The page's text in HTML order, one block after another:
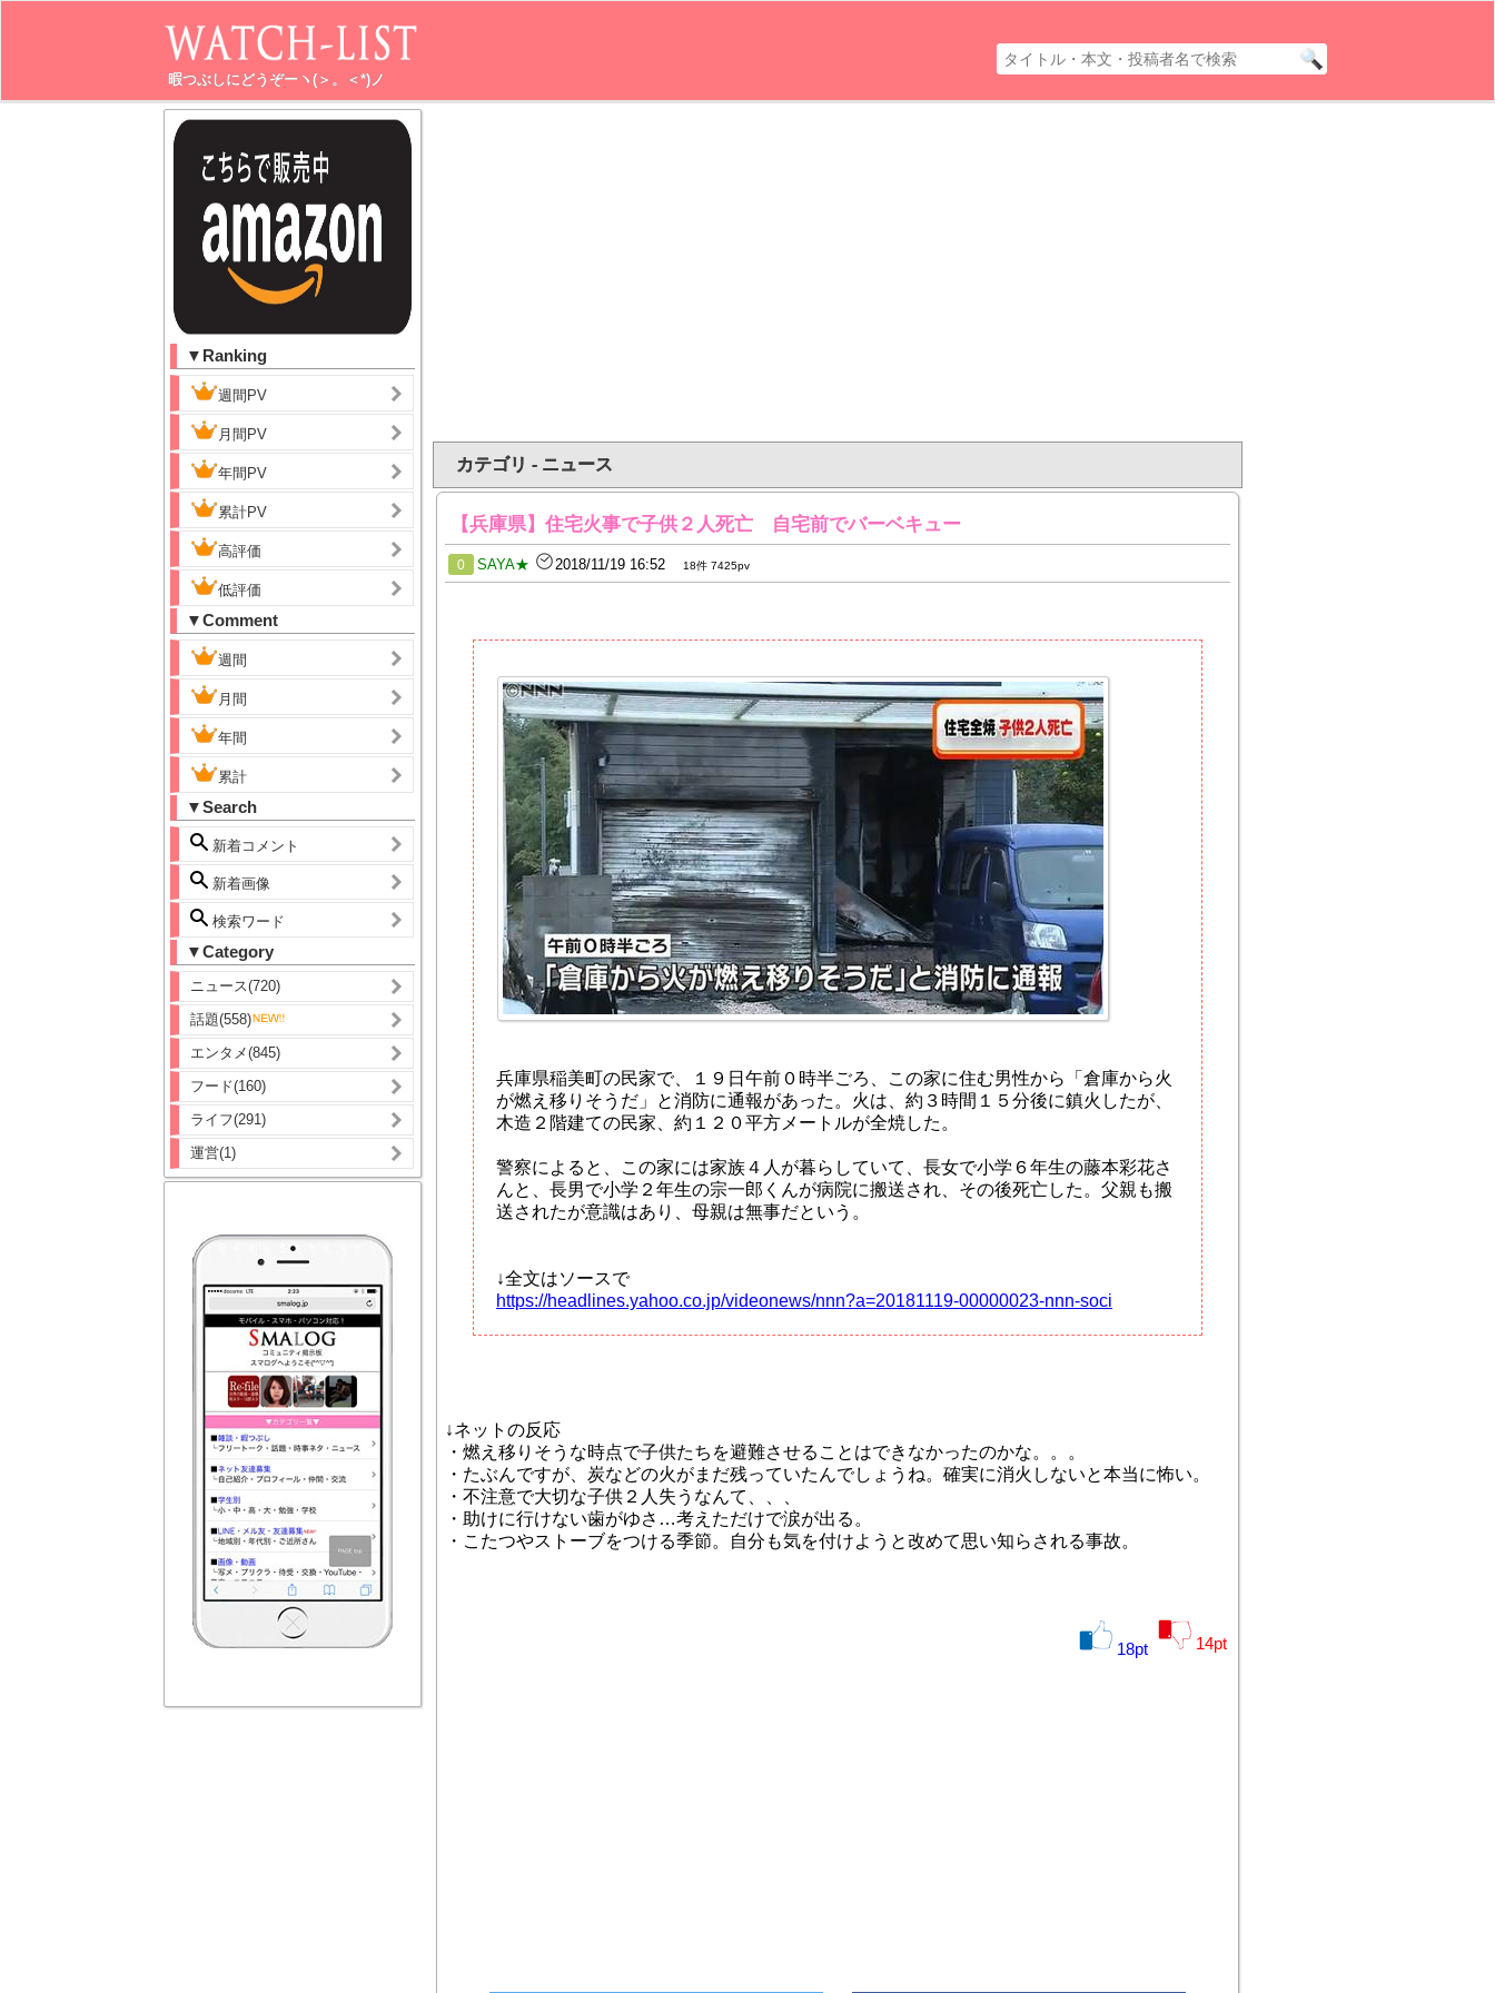
暇つぶしにどうぞーヽ(＞。＜*)ノ
▼Ranking
週間PV
月間PV
年間PV
累計PV
高評価
低評価
▼Comment
週間
月間
年間
累計
▼Search
新着コメント
新着画像
検索ワード
▼Category
ニュース(720)
話題(558)
エンタメ(845)
フード(160)
ライフ(291)
運営(1)
カテゴリ - ニュース
【兵庫県】住宅火事で子供２人死亡 自宅前でバーベキュー
0 SAYA★ 2018/11/19 16:52 18件 7425pv
兵庫県稲美町の民家で、１９日午前０時半ごろ、この家に住む男性から「倉庫から火
が燃え移りそうだ」と消防に通報があった。火は、約３時間１５分後に鎮火したが、
木造２階建ての民家、約１２０平方メートルが全焼した。
警察によると、この家には家族４人が暮らしていて、長女で小学６年生の藤本彩花さ
んと、長男で小学２年生の宗一郎くんが病院に搬送され、その後死亡した。父親も搬
送されたが意識はあり、母親は無事だという。
↓全文はソースで
https://headlines.yahoo.co.jp/videonews/nnn?a=20181119-00000023-nnn-soci
↓ネットの反応
・燃え移りそうな時点で子供たちを避難させることはできなかったのかな。。。
・たぶんですが、炭などの火がまだ残っていたんでしょうね。確実に消火しないと本当に怖い。
・不注意で大切な子供２人失うなんて、、、
・助けに行けない歯がゆさ…考えただけで涙が出る。
・こたつやストーブをつける季節。自分も気を付けようと改めて思い知らされる事故。
18pt 14pt